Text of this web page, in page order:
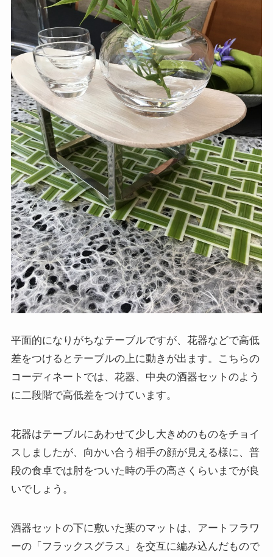
平面的になりがちなテーブルですが、花器などで高低
差をつけるとテーブルの上に動きが出ます。こちらの
コーディネートでは、花器、中央の酒器セットのよう
に二段階で高低差をつけています。
花器はテーブルにあわせて少し大きめのものをチョイ
スしましたが、向かい合う相手の顔が見える様に、普
段の食卓では肘をついた時の手の高さくらいまでが良
いでしょう。
酒器セットの下に敷いた葉のマットは、アートフラワ
ーの「フラックスグラス」を交互に編み込んだもので